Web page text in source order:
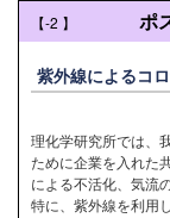
【-2 】 ポ
紫外線によるコ
理化学研究所では、
ために企業を入れた
による不活化、気流
特に、紫外線を利用